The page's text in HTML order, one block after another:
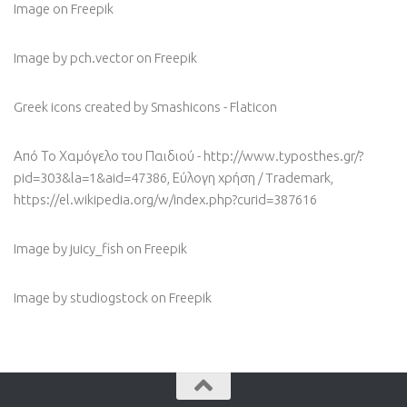
Image on Freepik
Image by pch.vector on Freepik
Greek icons created by Smashicons - Flaticon
Από Το Χαμόγελο του Παιδιού - http://www.typosthes.gr/?
pid=303&la=1&aid=47386, Εύλογη χρήση / Trademark,
https://el.wikipedia.org/w/index.php?curid=387616
Image by juicy_fish on Freepik
Image by studiogstock on Freepik